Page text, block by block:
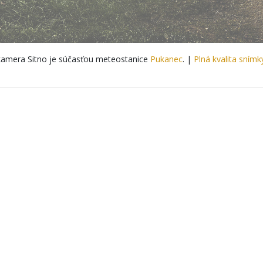
Sitno je súčasťou meteostanice Pukanec. | Plná kvalita